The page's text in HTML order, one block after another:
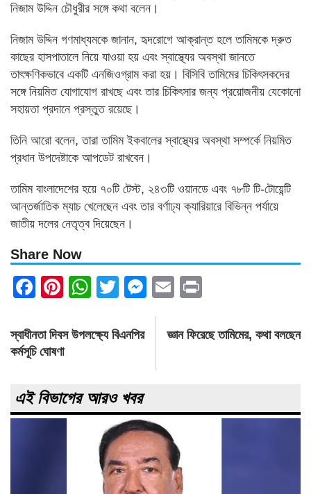
নিজাম উদ্দিন চৌধুরীর সঙ্গে কথা বলেন।
নিজাম উদ্দিন গণমাধ্যমকে জানান, হৃদরোগে আক্রান্ত হলে তামিমকে দ্রুত
কাছের হাসপাতালে নিয়ে যাওয়া হয় এবং স্বাস্থ্যের অবস্থা জানতে
তাৎক্ষণিকভাবে একটি এনজিওগ্রাম করা হয়। বিসিবি তামিমের চিকিৎসকদের
সঙ্গে নিয়মিত যোগাযোগ রাখছে এবং তার চিকিৎসার জন্য প্রয়োজনীয় যেকোনো
সহায়তা প্রদানে প্রস্তুত রয়েছে।
তিনি আরো বলেন, তারা তামিম ইকবালের স্বাস্থ্যের অবস্থা সম্পর্কে নিয়মিত
প্রধান উপদেষ্টাকে আপডেট রাখবেন।
তামিম বাংলাদেশের হয়ে ৭০টি টেস্ট, ২৪৩টি ওয়ানডে এবং ৭৮টি টি-টোয়েন্টি
আন্তর্জাতিক ম্যাচ খেলেছেন এবং তার বর্ণাঢ্য ক্যারিয়ারে বিভিন্ন পর্যায়ে
জাতীয় দলের নেতৃত্ব দিয়েছেন।
Share Now
Facebook
Pinterest
WhatsApp
TwitterMessenger
Email
Post
navigation
স্বাধীনতা দিবস উপলক্ষ্যে বিএনপির
কর্মসূচি ঘোষণা
জ্ঞান ফিরেছে তামিমের, কথা বলছেন
এই বিভাগের আরও খবর